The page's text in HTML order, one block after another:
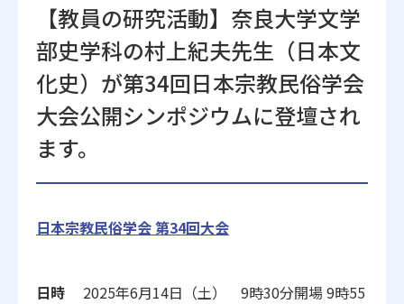
受験生の方へ 在学生の方へ
卒業生の方へ 一般・企業の方
地歴甲子園 法人本部
【教員の研究活動】奈良大学文学
部史学科の村上紀夫先生（日本文
化史）が第34回日本宗教民俗学会
大会公開シンポジウムに登壇され
ます。
日本宗教民俗学会 第34回大会
日時 2025年6月14日（土） 9時30分開場 9時55